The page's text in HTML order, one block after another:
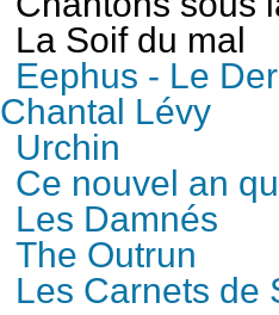
La Soif du mal
Eephus - Le
Chantal Lévy
Urchin
Ce nouvel an
Les Damnés
The Outrun
Les Carnets de